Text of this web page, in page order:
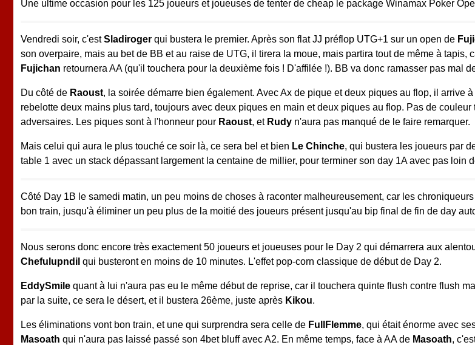
Une ultime occasion pour les 125 joueurs et joueuses de tenter de cheap le package Winamax Poker
Vendredi soir, c'estSladiroger qui bustera le premier. Après son flat JJ préflop UTG+1 sur un open de
son overpaire, mais au bet de BB et au raise de UTG, il tirera la moue, mais partira tout de même à
Fujichan retournera AA (qu'il touchera pour la deuxième fois ! D'affilée !). BB va donc ramasser pas mal
Du côté de Raoust, la soirée démarre bien également. Avec Ax de pique et deux piques au flop, il
rebelotte deux mains plus tard, toujours avec deux piques en main et deux piques au flop. Pas de
adversaires. Les piques sont à l'honneur pour Raoust, et Rudy n'aura pas manqué de le faire remarquer.
Mais celui qui aura le plus touché ce soir là, ce sera bel et bien Le Chinche, qui bustera les joueurs par
table 1 avec un stack dépassant largement la centaine de millier, pour terminer son day 1A avec pas loin
Côté Day 1B le samedi matin, un peu moins de choses à raconter malheureusement, car les
bon train, jusqu'à éliminer un peu plus de la moitié des joueurs présent jusqu'au bip final de fin de day
Nous serons donc encore très exactement 50 joueurs et joueuses pour le Day 2 qui démarrera aux
Chefulupndil qui busteront en moins de 10 minutes. L'effet pop-corn classique de début de Day 2.
EddySmile quant à lui n'aura pas eu le même début de reprise, car il touchera quinte flush contre flush
par la suite, ce sera le désert, et il bustera 26ème, juste après Kikou.
Les éliminations vont bon train, et une qui surprendra sera celle de FullFlemme, qui était énorme avec
Masoath qui n'aura pas laissé passé son 4bet bluff avec A2. En même temps, face à AA de Masoath,